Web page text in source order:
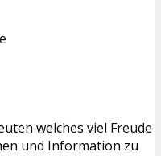
welches viel Freude
und Information zu